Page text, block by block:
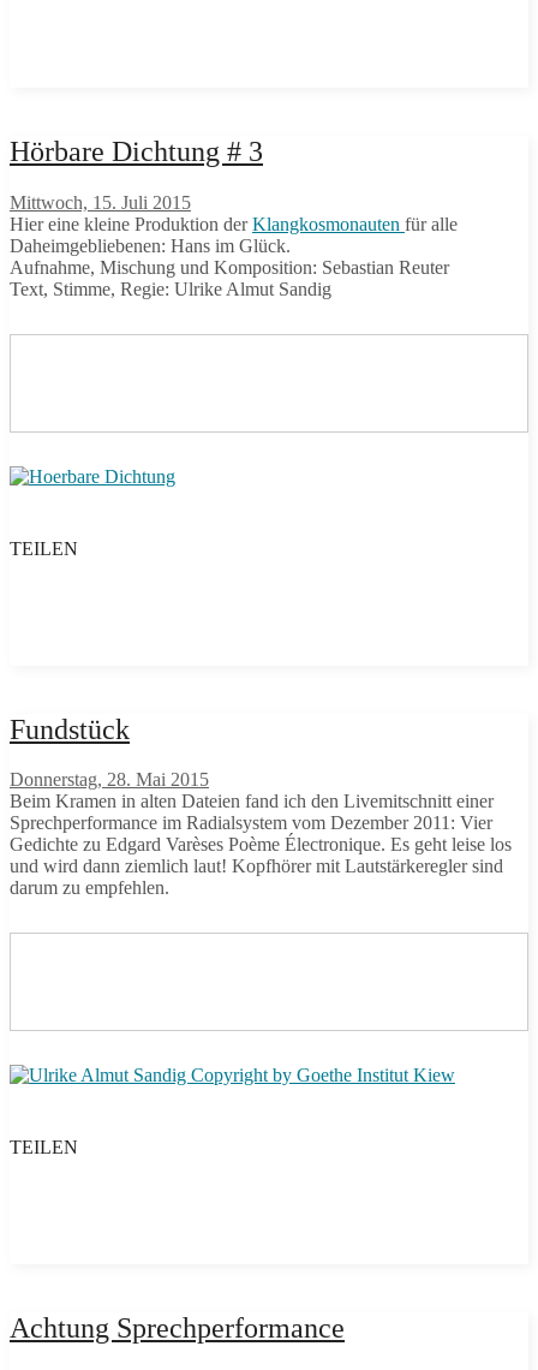
Hörbare Dichtung # 3
Mittwoch, 15. Juli 2015
Hier eine kleine Produktion derKlangkosmonauten für alle
Daheimgebliebenen: Hans im Glück.
Aufnahme, Mischung und Komposition: Sebastian Reuter
Text, Stimme, Regie: Ulrike Almut Sandig
TEILEN
Fundstück
Donnerstag, 28. Mai 2015
Beim Kramen in alten Dateien fand ich den Livemitschnitt einer
Sprechperformance im Radialsystem vom Dezember 2011: Vier
Gedichte zu Edgard Varèses Poème Électronique. Es geht leise los
und wird dann ziemlich laut! Kopfhörer mit Lautstärkeregler sind
darum zu empfehlen.
TEILEN
Achtung Sprechperformance